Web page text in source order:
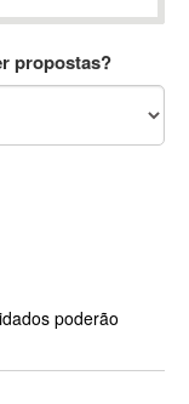
propostas?
poderão